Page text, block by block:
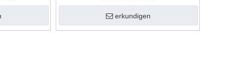
erkundigen